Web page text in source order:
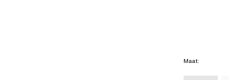
Maat: